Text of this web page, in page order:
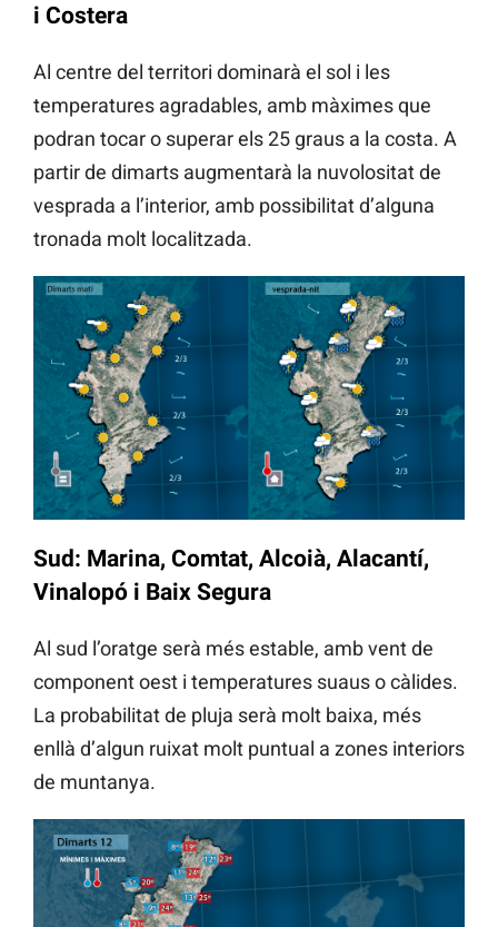
i Costera
Al centre del territori dominarà el sol i les
temperatures agradables, amb màximes que
podran tocar o superar els 25 graus a la costa. A
partir de dimarts augmentarà la nuvolositat de
vesprada a l’interior, amb possibilitat d’alguna
tronada molt localitzada.
Sud: Marina, Comtat, Alcoià, Alacantí,
Vinalopó i Baix Segura
Al sud l’oratge serà més estable, amb vent de
component oest i temperatures suaus o càlides.
La probabilitat de pluja serà molt baixa, més
enllà d’algun ruixat molt puntual a zones interiors
de muntanya.